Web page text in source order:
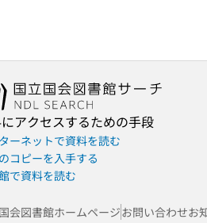
アクセスするための手段
ーネットで資料を読む
コピーを入手する
で資料を読む
会図書館ホームページお問い合わせお